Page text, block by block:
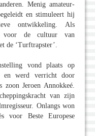
Menig amateur-
en stimuleert hij
ontwikkeling. Als
voor de cultuur van
de ‘Turftrapster’.
vond plaats op
werd verricht door
zoon Jeroen Annokkeé.
van zijn
Onlangs won
voor Beste Europese